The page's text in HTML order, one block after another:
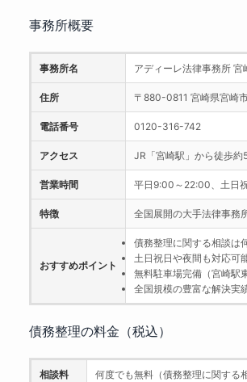
事務所概要
事務所名 アディーレ法律事務所 宮
住所 〒880-0811 宮崎県宮崎
電話番号 0120-316-742
アクセス JR「宮崎駅」から徒歩約
営業時間 平日9:00～22:00、土日
特徴 全国展開の大手法律事務
おすすめポイント
債務整理に関する相談は
土日祝日や夜間も対応可
無料駐車場完備（宮崎駅
全国規模の豊富な解決実
債務整理の料金（税込）
相談料 何度でも無料（債務整理に関する